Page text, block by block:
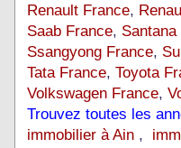
Renault France,
Saab France,
Ssangyong France,
Tata France, Toyota
Volkswagen France,
Trouvez toutes les
immobilier à Ain,